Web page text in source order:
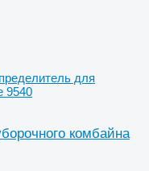
для
9540
комбайна